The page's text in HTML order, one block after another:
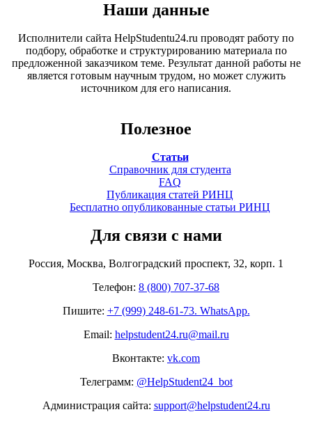
Наши данные
Исполнители сайта HelpStudentu24.ru проводят работу по
подбору, обработке и структурированию материала по
предложенной заказчиком теме. Результат данной работы не
является готовым научным трудом, но может служить
источником для его написания.
Полезное
Статьи
Справочник для студента
FAQ
Публикация статей РИНЦ
Бесплатно опубликованные статьи РИНЦ
Для связи с нами
Россия, Москва, Волгоградский проспект, 32, корп. 1
Телефон: 8 (800) 707-37-68
Пишите: +7 (999) 248-61-73. WhatsApp.
Email: helpstudent24.ru@mail.ru
Вконтакте: vk.com
Телеграмм: @HelpStudent24_bot
Администрация сайта: support@helpstudent24.ru